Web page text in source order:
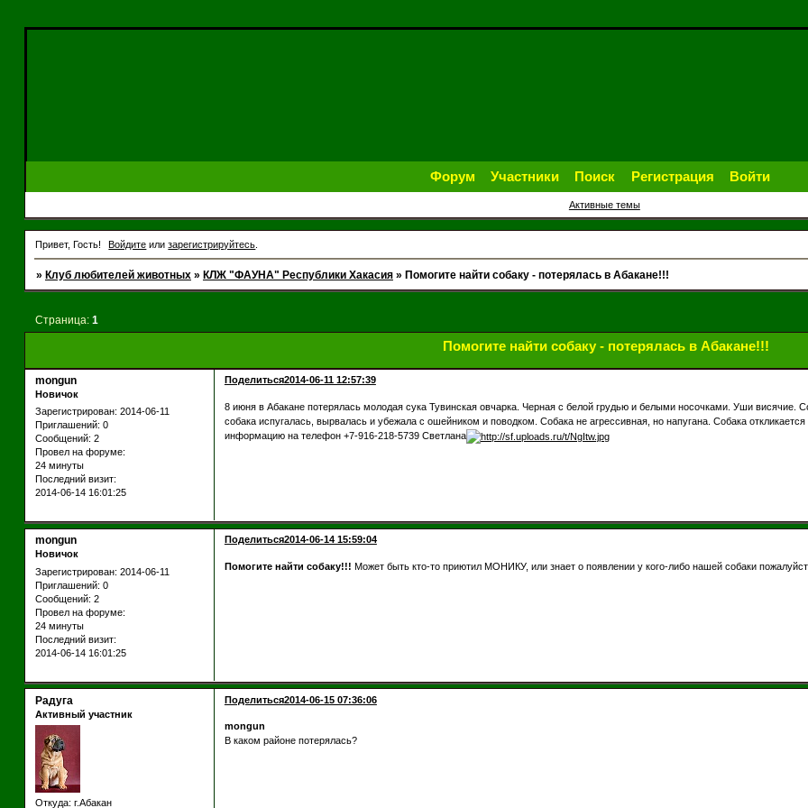
Форум Участники Поиск Регистрация Войти
Активные темы
Привет, Гость! Войдите илизарегистрируйтесь
» Клуб любителей животных » КЛЖ "ФАУНА" Республики Хакасия » Помогите найти собаку - потерялась в Абакане!!!
Помогите найти собаку - потерялась в Абакане!!!
Страница: 1
Поделиться2014-06-11 12:57:39
mongun
Новичок
Зарегистрирован: 2014-06-11
Приглашений: 0
Сообщений: 2
Провел на форуме:
24 минуты
Последний визит:
2014-06-14 16:01:25
8 июня в Абакане потерялась молодая сука Тувинская овчарка. Черная с белой грудью и белыми носочками. Уши висячие.
собака испугалась, вырвалась и убежала с ошейником и поводком. Собака не агрессивная, но напугана. Собака
информацию на телефон +7-916-218-5739 Светлана
Поделиться2014-06-14 15:59:04
mongun
Новичок
Зарегистрирован: 2014-06-11
Приглашений: 0
Сообщений: 2
Провел на форуме:
24 минуты
Последний визит:
2014-06-14 16:01:25
Помогите найти собаку!!! Может быть кто-то приютил МОНИКУ, или знает о появлении у кого-либо нашей собаки
Поделиться2014-06-15 07:36:06
Радуга
Активный участник
Откуда: г.Абакан
mongun
В каком районе потерялась?